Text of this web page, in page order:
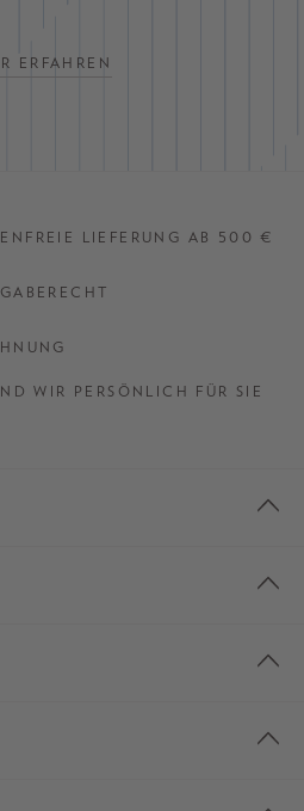
ERFAHREN
LIEFERUNG AB 500 €
WIR PERSÖNLICH FÜR SIE